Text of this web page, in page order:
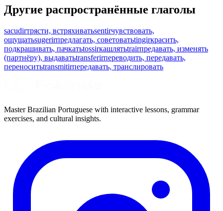
Другие распространённые глаголы
sacudirтрясти, встряхиватьsentirчувствовать,
ощущатьsugerirпредлагать, советоватьtingirкрасить,
подкрашивать, пачкатьtossirкашлятьtrairпредавать, изменять
(партнёру), выдаватьtransferirпереводить, передавать,
переноситьtransmitirпередавать, транслировать
Master Brazilian Portuguese with interactive lessons, grammar
exercises, and cultural insights.